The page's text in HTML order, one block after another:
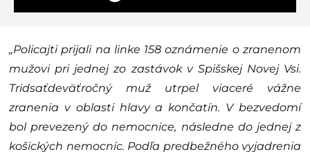
„Policajti prijali na linke 158 oznámenie o zranenom
mužovi pri jednej zo zastávok v Spišskej Novej Vsi.
Tridsaťdeväťročný muž utrpel viaceré vážne
zranenia v oblasti hlavy a končatín. V bezvedomí
bol prevezený do nemocnice, následne do jednej z
košických nemocníc. Podľa predbežného vyjadrenia